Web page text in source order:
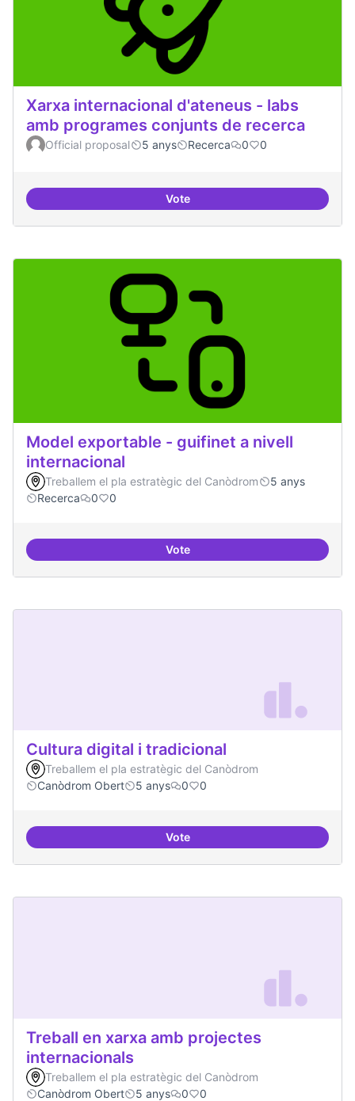
Xarxa internacional d'ateneus - labs
amb programes conjunts de recerca
Official proposal 5 anys Recerca 0 0
VoteXarxa internacional d'ateneus -
Model exportable - guifinet a nivell
internacional
Treballem el pla estratègic del Canòdrom
5 anys
Recerca
0 0
VoteModel exportable - guifinet a
Cultura digital i tradicional
Treballem el pla estratègic del Canòdrom
Canòdrom Obert
5 anys 0 0
VoteCultura digital i tradicional
Treball en xarxa amb projectes
internacionals
Treballem el pla estratègic del Canòdrom
Canòdrom Obert
5 anys 0 0